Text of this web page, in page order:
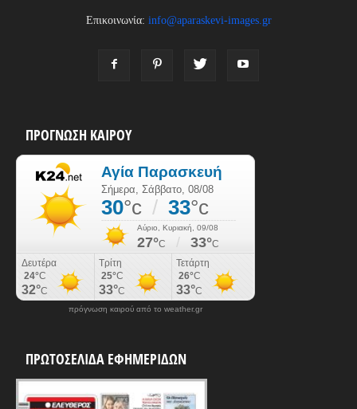
Επικοινωνία: info@aparaskevi-images.gr
ΠΡΟΓΝΩΣΗ ΚΑΙΡΟΥ
πρόγνωση καιρού από το weather.gr
ΠΡΩΤΟΣΕΛΙΔΑ ΕΦΗΜΕΡΙΔΩΝ